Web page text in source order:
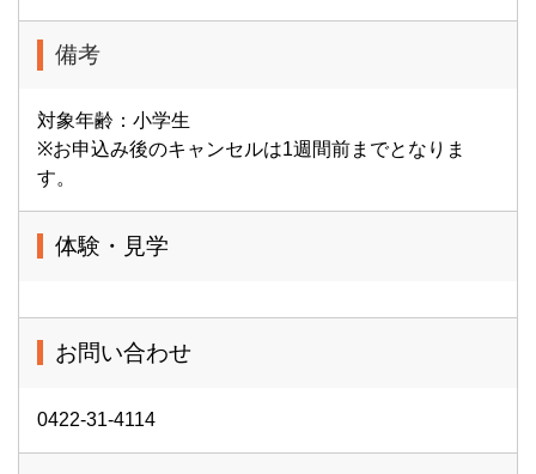
備考
対象年齢：小学生
※お申込み後のキャンセルは1週間前までとなりま
す。
体験・見学
お問い合わせ
0422-31-4114